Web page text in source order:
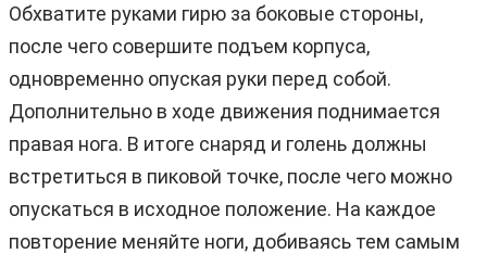
Обхватите руками гирю за боковые стороны,
после чего совершите подъем корпуса,
одновременно опуская руки перед собой.
Дополнительно в ходе движения поднимается
правая нога. В итоге снаряд и голень должны
встретиться в пиковой точке, после чего можно
опускаться в исходное положение. На каждое
повторение меняйте ноги, добиваясь тем самым